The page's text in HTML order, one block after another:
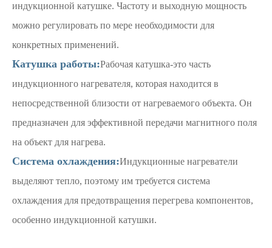
индукционной катушке. Частоту и выходную мощность
можно регулировать по мере необходимости для
конкретных применений.
Катушка работы:Рабочая катушка-это часть
индукционного нагревателя, которая находится в
непосредственной близости от нагреваемого объекта. Он
предназначен для эффективной передачи магнитного поля
на объект для нагрева.
Система охлаждения:Индукционные нагреватели
выделяют тепло, поэтому им требуется система
охлаждения для предотвращения перегрева компонентов,
особенно индукционной катушки.